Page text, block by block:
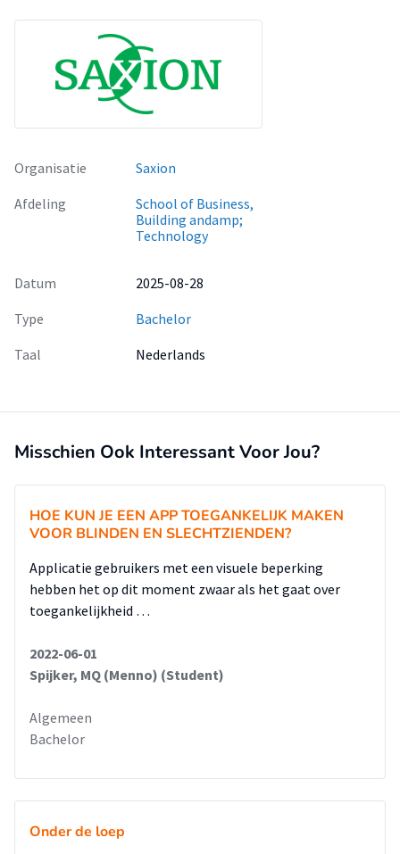
Organisatie
Saxion
Afdeling
School of Business,
Building andamp;
Technology
Datum
2025-08-28
Type
Bachelor
Taal
Nederlands
Misschien Ook Interessant Voor Jou?
HOE KUN JE EEN APP TOEGANKELIJK MAKEN
VOOR BLINDEN EN SLECHTZIENDEN?
Applicatie gebruikers met een visuele beperking
hebben het op dit moment zwaar als het gaat over
toegankelijkheid …
2022-06-01
Spijker, MQ (Menno) (Student)
Algemeen
Bachelor
Onder de loep